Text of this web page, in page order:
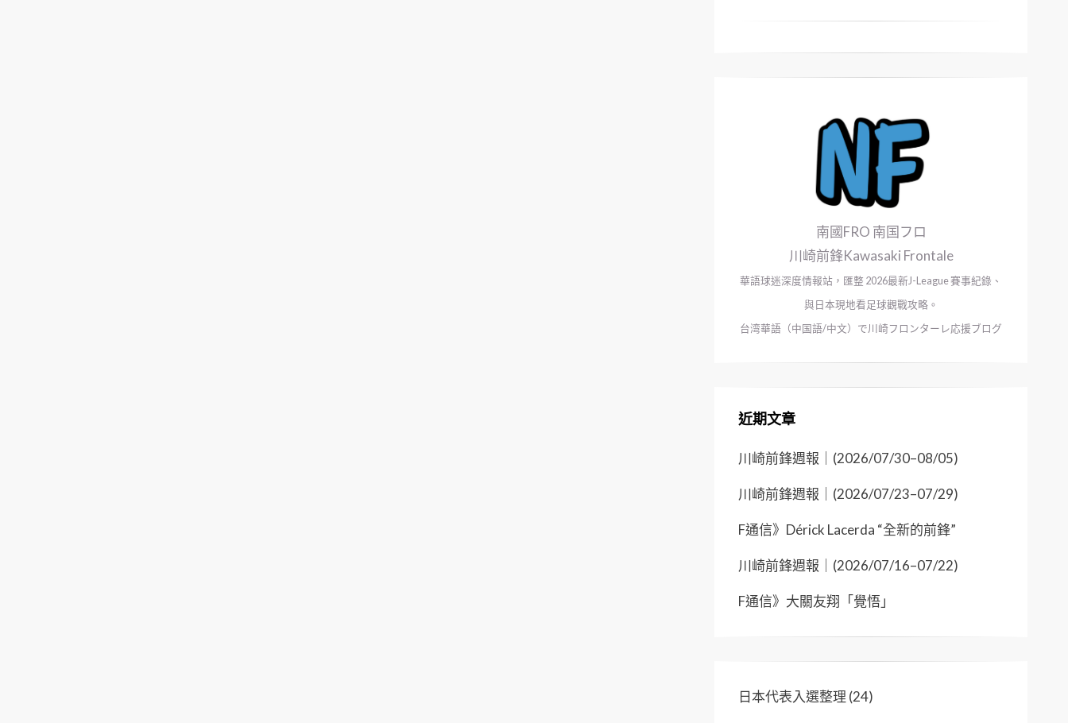
南國FRO 南国フロ
川崎前鋒Kawasaki Frontale
華語球迷深度情報站，匯整 2026最新J-League 賽事紀錄、
與日本現地看足球觀戰攻略。
台湾華語（中国語/中文）で川崎フロンターレ応援ブログ
近期文章
川崎前鋒週報｜(2026/07/30–08/05)
川崎前鋒週報｜(2026/07/23–07/29)
F通信》Dérick Lacerda “全新的前鋒”
川崎前鋒週報｜(2026/07/16–07/22)
F通信》大關友翔「覺悟」
日本代表入選整理 (24)